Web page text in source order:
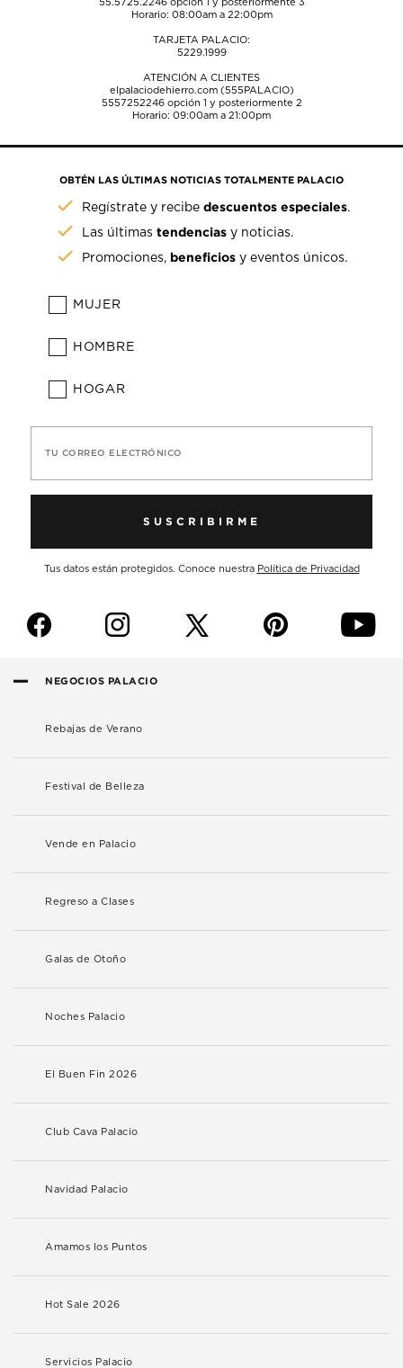
55.5725.2246opción 1 y posteriormente 3
Horario: 08:00am a 22:00pm
TARJETA PALACIO:
5229.1999
ATENCIÓN A CLIENTES
elpalaciodehierro.com (555PALACIO)
5557252246opción 1 y posteriormente 2
Horario: 09:00am a 21:00pm
OBTÉN LAS ÚLTIMAS NOTICIAS TOTALMENTE PALACIO
Regístrate y recibedescuentos especiales.
Las últimastendencias y noticias.
Promociones, beneficios y eventos únicos.
MUJER
HOMBRE
HOGAR
TU CORREO ELECTRÓNICO
SUSCRIBIRME
Tus datos están protegidos. Conoce nuestra Política de Privacidad
f i p y
NEGOCIOS PALACIO
Rebajas de Verano
Festival de Belleza
Vende en Palacio
Regreso a Clases
Galas de Otoño
Noches Palacio
El Buen Fin 2026
Club Cava Palacio
Navidad Palacio
Amamos los Puntos
Hot Sale 2026
Servicios Palacio